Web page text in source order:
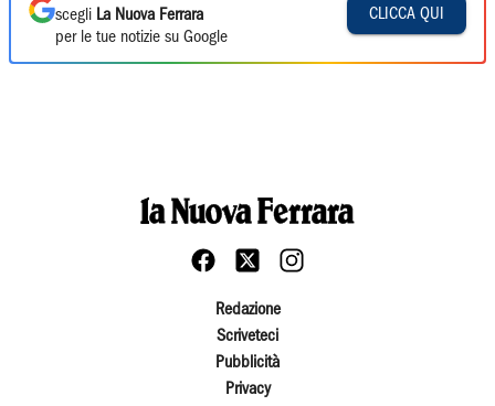
scegli La Nuova Ferrara
per le tue notizie su Google
CLICCA QUI
Redazione
Scriveteci
Pubblicità
Privacy